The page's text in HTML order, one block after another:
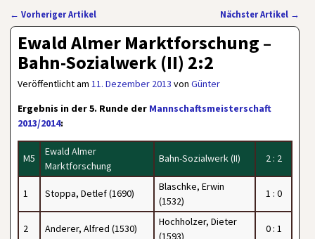
Artikelnavigation
← Vorheriger Artikel Nächster Artikel →
Ewald Almer Marktforschung –
Bahn-Sozialwerk (II) 2:2
Veröffentlicht am11. Dezember 2013 vonGünter
Ergebnis in der 5. Runde der Mannschaftsmeisterschaft
2013/2014:
M5
Ewald Almer
Marktforschung
Bahn-Sozialwerk (II) 2 : 2
1 Stoppa, Detlef (1690)
Blaschke, Erwin
(1532)
1 : 0
2 Anderer, Alfred (1530)
Hochholzer, Dieter
(1593)
0 : 1